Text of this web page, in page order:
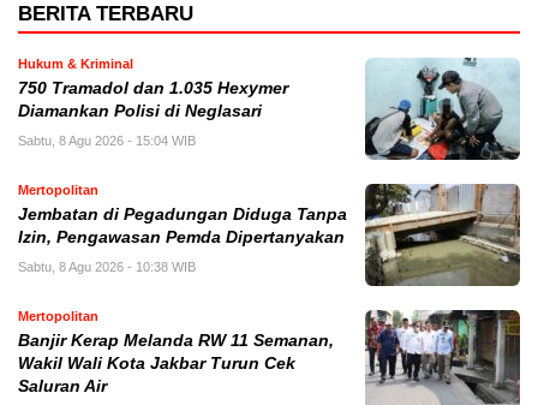
BERITA TERBARU
Hukum & Kriminal
750 Tramadol dan 1.035 Hexymer
Diamankan Polisi di Neglasari
Sabtu, 8 Agu 2026 - 15:04 WIB
Mertopolitan
Jembatan di Pegadungan Diduga Tanpa
Izin, Pengawasan Pemda Dipertanyakan
Sabtu, 8 Agu 2026 - 10:38 WIB
Mertopolitan
Banjir Kerap Melanda RW 11 Semanan,
Wakil Wali Kota Jakbar Turun Cek
Saluran Air